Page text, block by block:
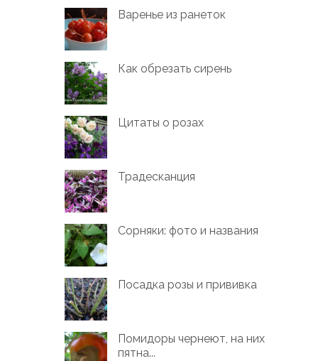
Варенье из ранеток
Как обрезать сирень
Цитаты о розах
Традесканция
Сорняки: фото и названия
Посадка розы и прививка
Помидоры чернеют, на них
пятна...